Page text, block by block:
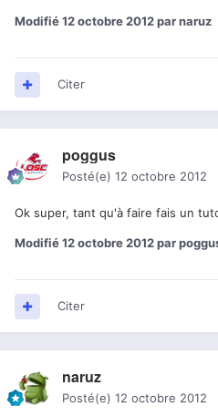
Modifié12 octobre 2012par naruz
Citer
poggus
Posté(e) 12 octobre 2012
Ok super, tant qu'à faire fais un
Modifié12 octobre 2012par
Citer
naruz
Posté(e) 12 octobre 2012